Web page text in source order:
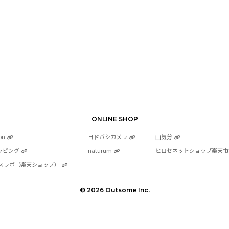
ONLINE SHOP
ヨドバシカメラ
山気分
ピング
naturum
ヒロセネットショップ楽天
ラボ（楽天ショップ）
© 2026 Outsome Inc.